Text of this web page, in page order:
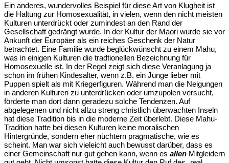
Ein anderes, wundervolles Beispiel für diese Art von Klugheit ist
die Haltung zur Homosexualität, in vielen, wenn den nicht meisten
Kulturen unterdrückt oder zumindest an den Rand der
Gesellschaft gedrängt wurde. In der Kultur der Maori wurde sie vor
Ankunft der Europäer als ein reiches Geschenk der Natur
betrachtet. Eine Familie wurde beglückwünscht zu einem Mahu,
was in einigen Kulturen die tradtionellen Bezeichnung für
Homosexuelle ist. In der Regel zeigt sich diese Veranlagung ja
schon im frühen Kindesalter, wenn z.B. ein Junge lieber mit
Puppen spielt als mit Kriegerfiguren. Während man die Neigungen
in anderen Kulturen zu unterdrücken oder umzupolen versucht,
förderte man dort dann geradezu solche Tendenzen. Auf
abgelegenen und nicht allzu streng christlich überwachten Inseln
hat diese Tradition bis in die moderne Zeit überlebt. Diese Mahu-
Tradition hatte bei diesen Kulturen keine moralischen
Hintergründe, sondern eher nüchtern pragmatische, wie es
scheint. Man war sich vieleicht auch bewusst darüber, dass es
einer Gemeinschaft nur gut gehen kann, wenn es allen Mitgleidern